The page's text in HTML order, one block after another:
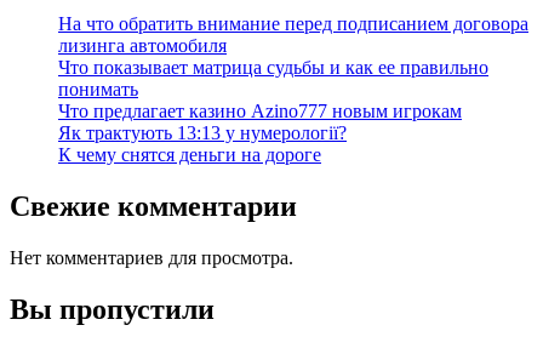
На что обратить внимание перед подписанием договора
лизинга автомобиля
Что показывает матрица судьбы и как ее правильно
понимать
Что предлагает казино Azino777 новым игрокам
Як трактують 13:13 у нумерології?
К чему снятся деньги на дороге
Свежие комментарии
Нет комментариев для просмотра.
Вы пропустили